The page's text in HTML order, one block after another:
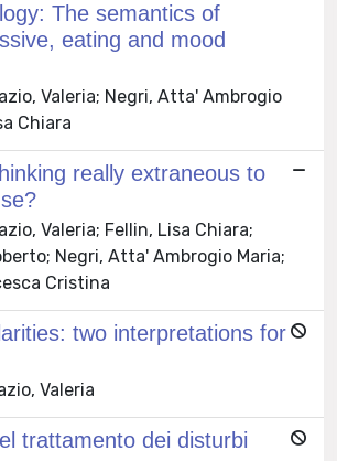
The semantics of
eating and mood
Valeria; Negri, Atta' Ambrogio
Chiara
really extraneous to
Valeria; Fellin, Lisa Chiara;
Negri, Atta' Ambrogio Maria;
Cristina
two interpretations for
Valeria
trattamento dei disturbi